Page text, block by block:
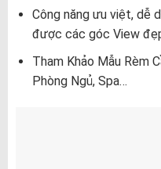
Công năng ưu việt, dễ
được các góc View
Tham Khảo Mẫu Rèm
Phòng Ngủ, Spa…